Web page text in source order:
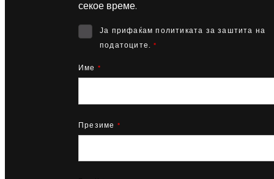
секое време.
Ја прифаќам политиката за заштита на
податоците. *
Име *
Презиме *